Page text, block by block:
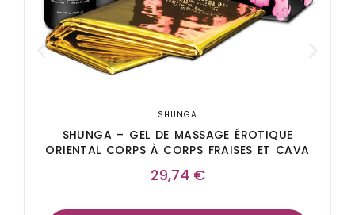
SHUNGA
SHUNGA – GEL DE MASSAGE ÉROTIQUE
ORIENTAL CORPS À CORPS FRAISES ET CAVA
29,74 €